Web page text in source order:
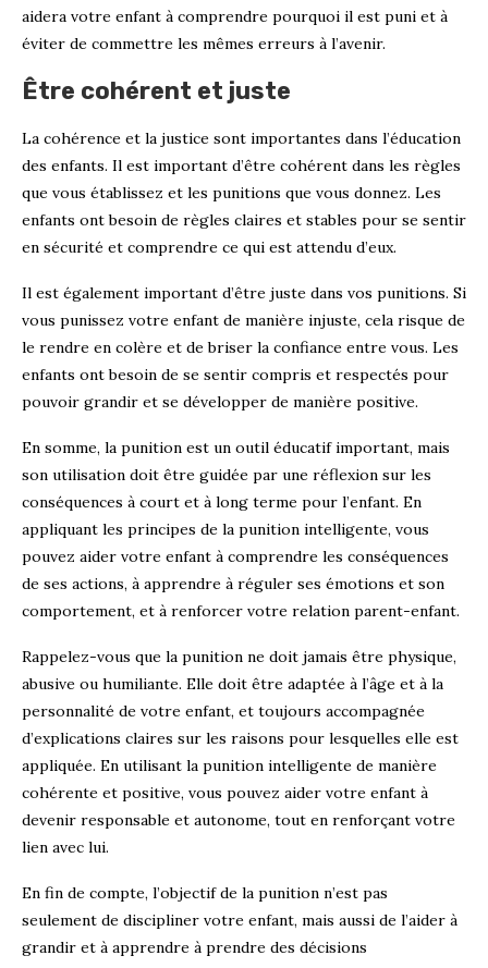
aidera votre enfant à comprendre pourquoi il est puni et à
éviter de commettre les mêmes erreurs à l’avenir.
Être cohérent et juste
La cohérence et la justice sont importantes dans l’éducation
des enfants. Il est important d’être cohérent dans les règles
que vous établissez et les punitions que vous donnez. Les
enfants ont besoin de règles claires et stables pour se sentir
en sécurité et comprendre ce qui est attendu d’eux.
Il est également important d’être juste dans vos punitions. Si
vous punissez votre enfant de manière injuste, cela risque de
le rendre en colère et de briser la confiance entre vous. Les
enfants ont besoin de se sentir compris et respectés pour
pouvoir grandir et se développer de manière positive.
En somme, la punition est un outil éducatif important, mais
son utilisation doit être guidée par une réflexion sur les
conséquences à court et à long terme pour l’enfant. En
appliquant les principes de la punition intelligente, vous
pouvez aider votre enfant à comprendre les conséquences
de ses actions, à apprendre à réguler ses émotions et son
comportement, et à renforcer votre relation parent-enfant.
Rappelez-vous que la punition ne doit jamais être physique,
abusive ou humiliante. Elle doit être adaptée à l’âge et à la
personnalité de votre enfant, et toujours accompagnée
d’explications claires sur les raisons pour lesquelles elle est
appliquée. En utilisant la punition intelligente de manière
cohérente et positive, vous pouvez aider votre enfant à
devenir responsable et autonome, tout en renforçant votre
lien avec lui.
En fin de compte, l’objectif de la punition n’est pas
seulement de discipliner votre enfant, mais aussi de l’aider à
grandir et à apprendre à prendre des décisions